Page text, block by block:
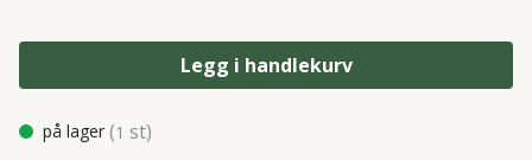
Legg i handlekurv
på lager (1 st)